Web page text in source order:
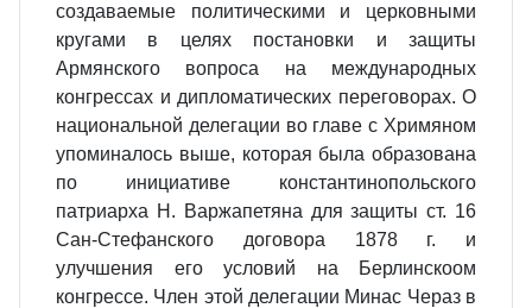
создаваемые политическими и церковными
кругами в целях постановки и защиты
Армянского вопроса на международных
конгрессах и дипломатических переговорах. О
национальной делегации во главе с Хримяном
упоминалось выше, которая была образована
по инициативе константинопольского
патриарха Н. Варжапетяна для защиты ст. 16
Сан-Стефанского договора 1878 г. и
улучшения его условий на Берлинскоом
конгрессе. Член этой делегации Минас Чераз в